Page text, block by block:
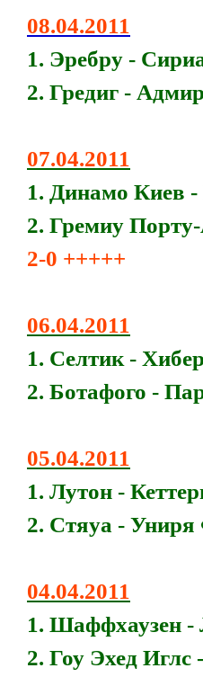
08.04.2011
1. Эребру -
2. Гредиг -
07.04.2011
1. Динамо Киев
2. Гремиу
2-0 +++++
06.04.2011
1. Селтик -
2. Ботафого -
05.04.2011
1. Лутон -
2. Стяуа -
04.04.2011
1. Шаффхаузен -
2. Гоу Эхед